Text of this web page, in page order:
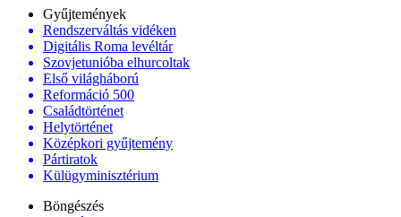
Gyűjtemények
Rendszerváltás vidéken
Digitális Roma levéltár
Szovjetunióba elhurcoltak
Első világháború
Reformáció 500
Családtörténet
Helytörténet
Középkori gyűjtemény
Pártiratok
Külügyminisztérium
Böngészés